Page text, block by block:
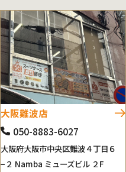
大阪難波店
050-8883-6027
大阪府大阪市中央区難波４丁目６
−２ Namba ミューズビル ２F